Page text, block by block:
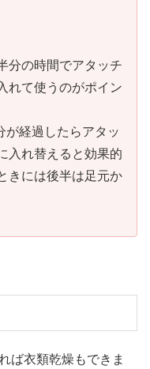
分の時間でアタッチ
れて使うのがポイン
が経過したらアタッ
入れ替えると効果的
きには後半は足元か
ば衣類乾燥もできま